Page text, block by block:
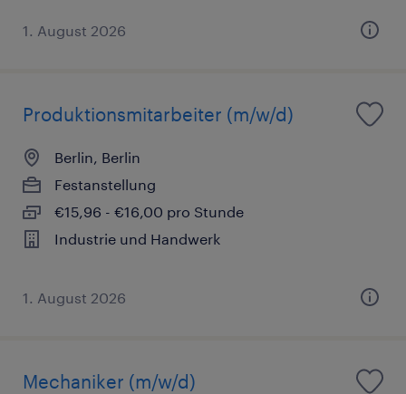
1. August 2026
Produktionsmitarbeiter (m/w/d)
Berlin, Berlin
Festanstellung
€15,96 - €16,00 pro Stunde
Industrie und Handwerk
1. August 2026
Mechaniker (m/w/d)